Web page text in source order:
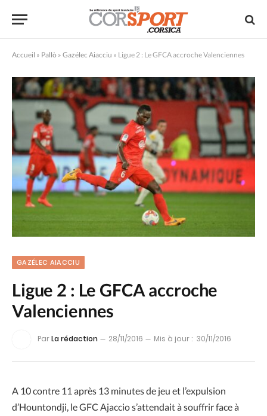
Accueil » Pallò » Gazélec Aiacciu » Ligue 2 : Le GFCA accroche Valenciennes
GAZÉLEC AIACCIU
Ligue 2 : Le GFCA accroche
Valenciennes
ParLa rédaction 28/11/2016 Mis à jour : 30/11/2016
A 10 contre 11 après 13 minutes de jeu et l’expulsion
d’Hountondji, le GFC Ajaccio s’attendait à souffrir face à